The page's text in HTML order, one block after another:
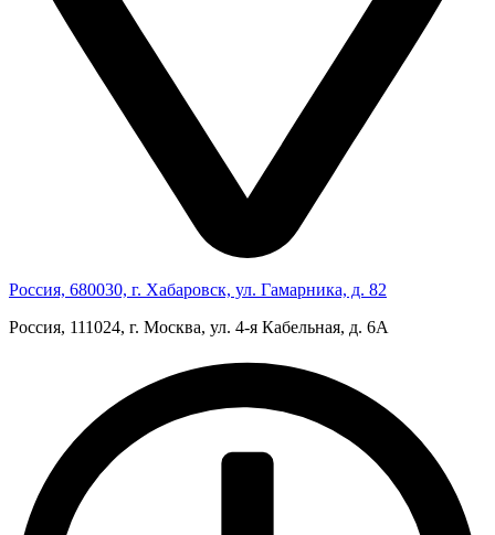
Россия, 680030, г. Хабаровск, ул. Гамарника, д. 82
Россия, 111024, г. Москва, ул. 4‑я Кабельная, д. 6А